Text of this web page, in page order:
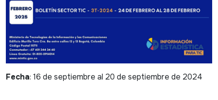
Fecha: 16 de septiembre al 20 de septiembre de 2024